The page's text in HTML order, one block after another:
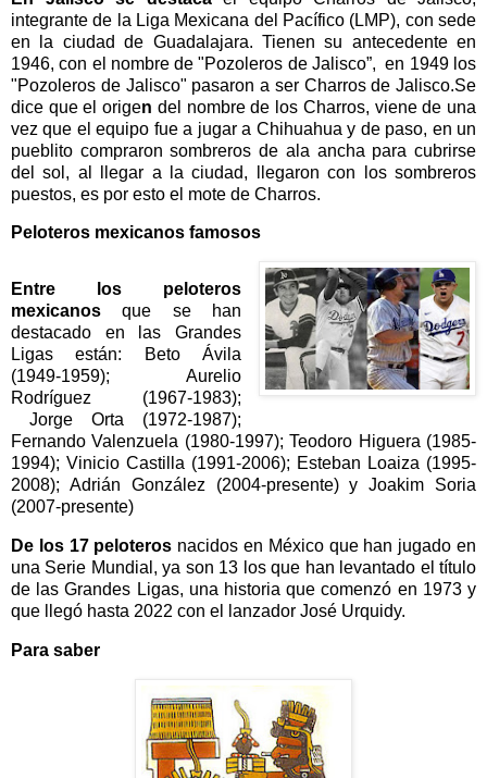
integrante de la Liga Mexicana del Pacífico (LMP), con sede
en la ciudad de Guadalajara. Tienen su antecedente en
1946, con el nombre de "Pozoleros de Jalisco”, en 1949 los
"Pozoleros de Jalisco" pasaron a ser Charros de Jalisco.Se
dice que el origen del nombre de los Charros, viene de una
vez que el equipo fue a jugar a Chihuahua y de paso, en un
pueblito compraron sombreros de ala ancha para cubrirse
del sol, al llegar a la ciudad, llegaron con los sombreros
puestos, es por esto el mote de Charros.
Peloteros mexicanos famosos
Entre los peloteros
mexicanos que se han
destacado en las Grandes
Ligas están: Beto Ávila
(1949-1959); Aurelio
Rodríguez (1967-1983);
Jorge Orta (1972-1987);
Fernando Valenzuela (1980-1997); Teodoro Higuera (1985-
1994); Vinicio Castilla (1991-2006); Esteban Loaiza (1995-
2008); Adrián González (2004-presente) y Joakim Soria
(2007-presente)
De los 17 peloteros nacidos en México que han jugado en
una Serie Mundial, ya son 13 los que han levantado el título
de las Grandes Ligas, una historia que comenzó en 1973 y
que llegó hasta 2022 con el lanzador José Urquidy.
Para saber